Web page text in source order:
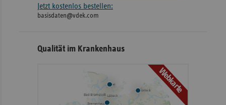
Jetzt kostenlos bestellen:
basisdaten@vdek.com
Qualität im Krankenhaus
Webkarte